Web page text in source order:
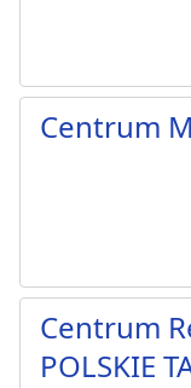
Centrum
Centrum
POLSKIE